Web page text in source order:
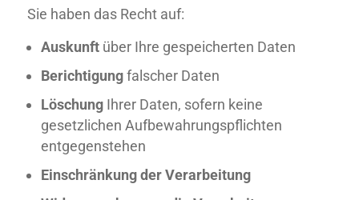
Sie haben das Recht auf:
Auskunft über Ihre gespeicherten Daten
Berichtigungfalscher Daten
Löschung Ihrer Daten, sofern keine
gesetzlichen Aufbewahrungspflichten
entgegenstehen
Einschränkung der Verarbeitung